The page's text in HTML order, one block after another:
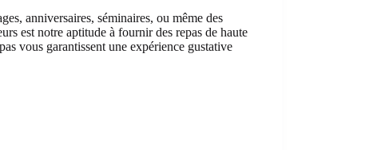
anniversaires, séminaires, ou même des
est notre aptitude à fournir des repas de haute
vous garantissent une expérience gustative